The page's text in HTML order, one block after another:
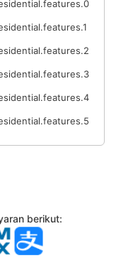
berikut: